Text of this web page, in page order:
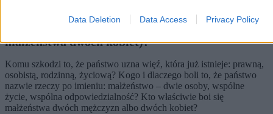
Data Deletion Data Access Privacy Policy
Kto się boi małżeństwa dwóch mężczyzn (albo
małżeństwa dwóch kobiet)?
Komu szkodzi to, że państwo uzna więź, która już istnieje: prawną,
osobistą, rodzinną, życiową? Kogo i dlaczego boli to, że państwo
nazwie rzeczy po imieniu: małżeństwo – dwie osoby, wspólne
życie, wspólna odpowiedzialność? Kto właściwie boi się
małżeństwa dwóch mężczyzn albo dwóch kobiet?